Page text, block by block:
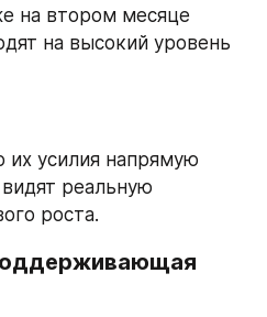
на втором месяце
на высокий уровень
усилия напрямую
реальную
роста.